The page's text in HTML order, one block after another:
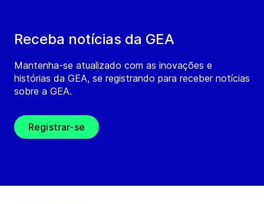
Receba notícias da GEA
Mantenha-se atualizado com as inovações e
histórias da GEA, se registrando para receber notícias
sobre a GEA.
Registrar-se